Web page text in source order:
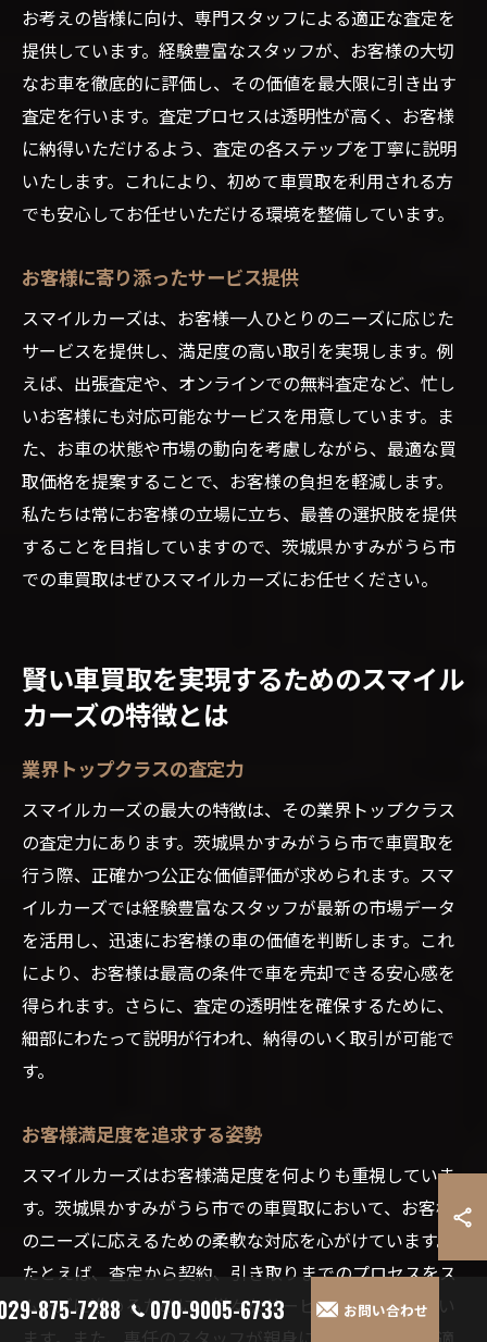
お考えの皆様に向け、専門スタッフによる適正な査定を
提供しています。経験豊富なスタッフが、お客様の大切
なお車を徹底的に評価し、その価値を最大限に引き出す
査定を行います。査定プロセスは透明性が高く、お客様
に納得いただけるよう、査定の各ステップを丁寧に説明
いたします。これにより、初めて車買取を利用される方
でも安心してお任せいただける環境を整備しています。
お客様に寄り添ったサービス提供
スマイルカーズは、お客様一人ひとりのニーズに応じた
サービスを提供し、満足度の高い取引を実現します。例
えば、出張査定や、オンラインでの無料査定など、忙し
いお客様にも対応可能なサービスを用意しています。ま
た、お車の状態や市場の動向を考慮しながら、最適な買
取価格を提案することで、お客様の負担を軽減します。
私たちは常にお客様の立場に立ち、最善の選択肢を提供
することを目指していますので、茨城県かすみがうら市
での車買取はぜひスマイルカーズにお任せください。
賢い車買取を実現するためのスマイル
カーズの特徴とは
業界トップクラスの査定力
スマイルカーズの最大の特徴は、その業界トップクラス
の査定力にあります。茨城県かすみがうら市で車買取を
行う際、正確かつ公正な価値評価が求められます。スマ
イルカーズでは経験豊富なスタッフが最新の市場データ
を活用し、迅速にお客様の車の価値を判断します。これ
により、お客様は最高の条件で車を売却できる安心感を
得られます。さらに、査定の透明性を確保するために、
細部にわたって説明が行われ、納得のいく取引が可能で
す。
お客様満足度を追求する姿勢
スマイルカーズはお客様満足度を何よりも重視していま
す。茨城県かすみがうら市での車買取において、お客様
のニーズに応えるための柔軟な対応を心がけています。
たとえば、査定から契約、引き取りまでのプロセスをス
ムーズに進めるために、様々なサービスが提供されてい
875-7288 070-9005-6733 お問い合わせ